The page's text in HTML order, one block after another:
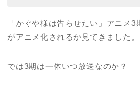
「かぐや様は告らせたい」アニメ
がアニメ化されるか見てきました。
では3期は一体いつ放送なのか？